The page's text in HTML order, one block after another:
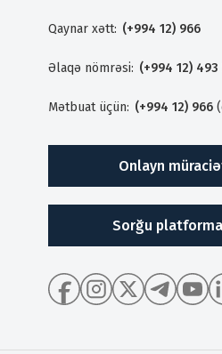
Qaynar xətt: (+994 12) 966
Əlaqə nömrəsi: (+994 12) 493
Mətbuat üçün: (+994 12) 966
Onlayn
Sorğu